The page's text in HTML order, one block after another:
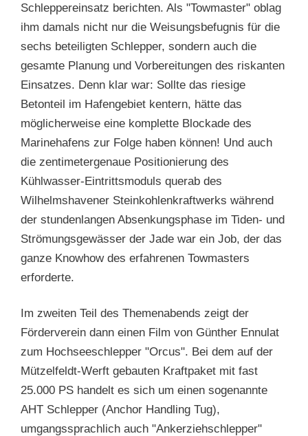
Schleppereinsatz berichten. Als "Towmaster" oblag
ihm damals nicht nur die Weisungsbefugnis für die
sechs beteiligten Schlepper, sondern auch die
gesamte Planung und Vorbereitungen des riskanten
Einsatzes. Denn klar war: Sollte das riesige
Betonteil im Hafengebiet kentern, hätte das
möglicherweise eine komplette Blockade des
Marinehafens zur Folge haben können! Und auch
die zentimetergenaue Positionierung des
Kühlwasser-Eintrittsmoduls querab des
Wilhelmshavener Steinkohlenkraftwerks während
der stundenlangen Absenkungsphase im Tiden- und
Strömungsgewässer der Jade war ein Job, der das
ganze Knowhow des erfahrenen Towmasters
erforderte.
Im zweiten Teil des Themenabends zeigt der
Förderverein dann einen Film von Günther Ennulat
zum Hochseeschlepper "Orcus". Bei dem auf der
Mützelfeldt-Werft gebauten Kraftpaket mit fast
25.000 PS handelt es sich um einen sogenannte
AHT Schlepper (Anchor Handling Tug),
umgangssprachlich auch "Ankerziehschlepper"